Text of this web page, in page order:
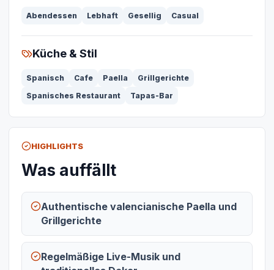
Abendessen Lebhaft Gesellig Casual
Küche & Stil
Spanisch Cafe Paella
Grillgerichte
Spanisches Restaurant
Tapas-Bar
HIGHLIGHTS
Was auffällt
Authentische valencianische Paella und
Grillgerichte
Regelmäßige Live-Musik und